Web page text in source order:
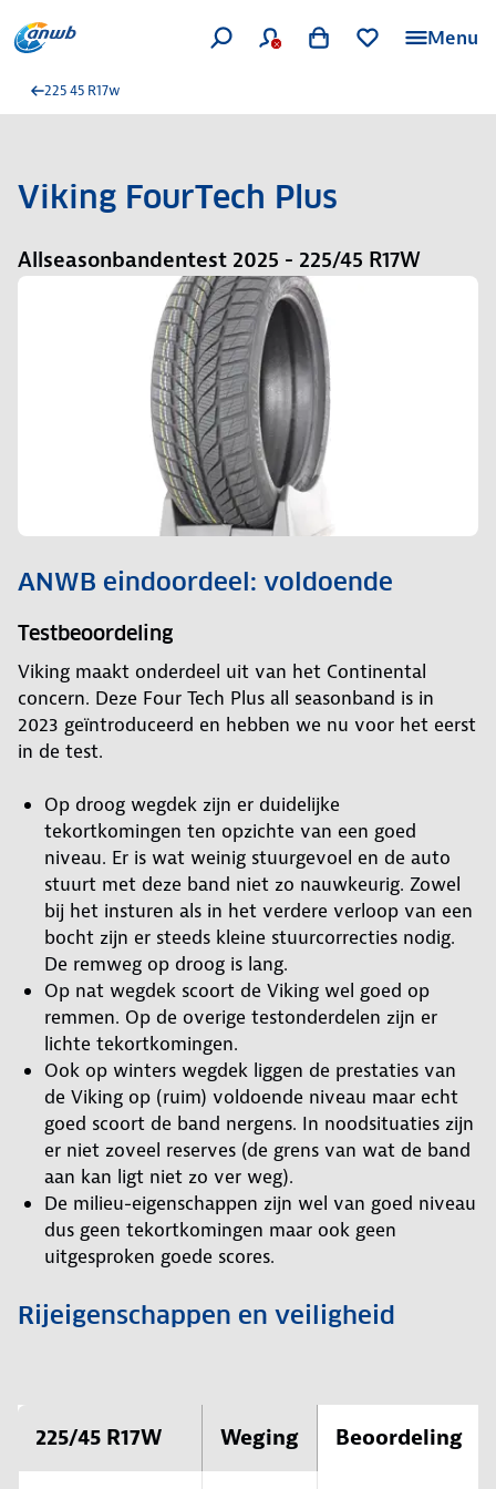
Menu
225 45 R17w
Viking FourTech Plus
Allseasonbandentest 2025 - 225/45 R17W
ANWB eindoordeel: voldoende
Testbeoordeling
Viking maakt onderdeel uit van het Continental
concern. Deze Four Tech Plus all seasonband is in
2023 geïntroduceerd en hebben we nu voor het eerst
in de test.
Op droog wegdek zijn er duidelijke
tekortkomingen ten opzichte van een goed
niveau. Er is wat weinig stuurgevoel en de auto
stuurt met deze band niet zo nauwkeurig. Zowel
bij het insturen als in het verdere verloop van een
bocht zijn er steeds kleine stuurcorrecties nodig.
De remweg op droog is lang.
Op nat wegdek scoort de Viking wel goed op
remmen. Op de overige testonderdelen zijn er
lichte tekortkomingen.
Ook op winters wegdek liggen de prestaties van
de Viking op (ruim) voldoende niveau maar echt
goed scoort de band nergens. In noodsituaties zijn
er niet zoveel reserves (de grens van wat de band
aan kan ligt niet zo ver weg).
De milieu-eigenschappen zijn wel van goed niveau
dus geen tekortkomingen maar ook geen
uitgesproken goede scores.
Rijeigenschappen en veiligheid
225/45 R17W Weging Beoordeling